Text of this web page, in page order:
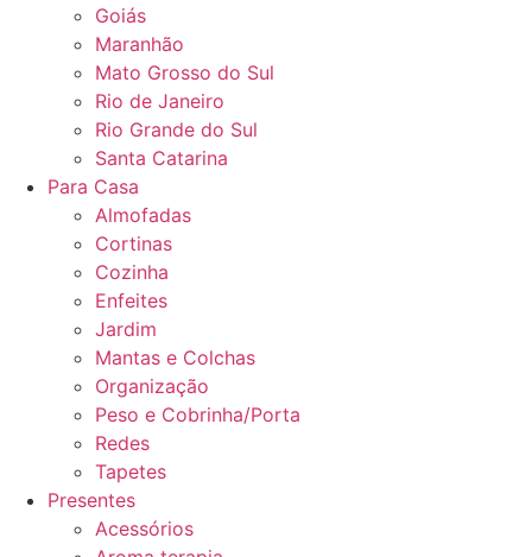
Goiás
Maranhão
Mato Grosso do Sul
Rio de Janeiro
Rio Grande do Sul
Santa Catarina
Para Casa
Almofadas
Cortinas
Cozinha
Enfeites
Jardim
Mantas e Colchas
Organização
Peso e Cobrinha/Porta
Redes
Tapetes
Presentes
Acessórios